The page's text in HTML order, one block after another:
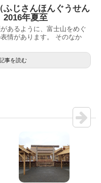
ふじさんほんぐうせん
年夏至
あるように、富士山をめぐ
情があります。 そのなか
事を読む